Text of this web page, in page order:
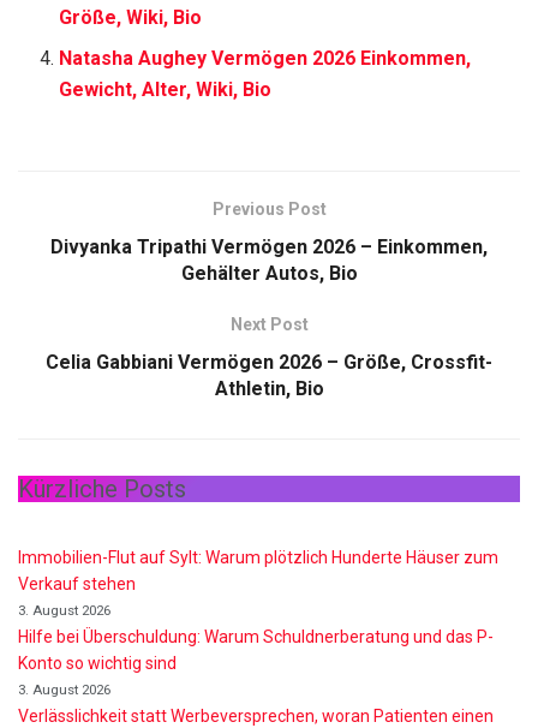
Größe, Wiki, Bio
Natasha Aughey Vermögen 2026 Einkommen,
Gewicht, Alter, Wiki, Bio
Previous Post
Divyanka Tripathi Vermögen 2026 – Einkommen,
Gehälter Autos, Bio
Next Post
Celia Gabbiani Vermögen 2026 – Größe, Crossfit-
Athletin, Bio
Kürzliche Posts
Immobilien-Flut auf Sylt: Warum plötzlich Hunderte Häuser zum
Verkauf stehen
3. August 2026
Hilfe bei Überschuldung: Warum Schuldnerberatung und das P-
Konto so wichtig sind
3. August 2026
Verlässlichkeit statt Werbeversprechen, woran Patienten einen